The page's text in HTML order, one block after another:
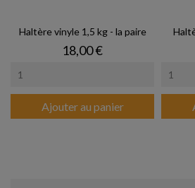
Haltère vinyle 1,5 kg - la paire
Prix
18,00 €
Ajouter au panier